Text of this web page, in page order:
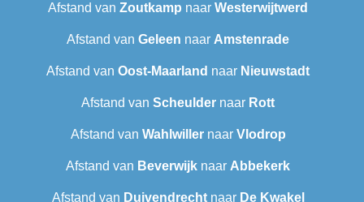
Afstand van Zoutkamp naar Westerwijtwerd
Afstand van Geleen naar Amstenrade
Afstand van Oost-Maarland naar Nieuwstadt
Afstand van Scheulder naar Rott
Afstand van Wahlwillernaar Vlodrop
Afstand van Beverwijk naar Abbekerk
Afstand van Duivendrechtnaar De Kwakel